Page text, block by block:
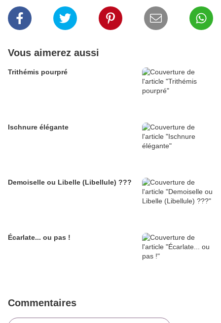
Vous aimerez aussi
Trithémis pourpré
Ischnure élégante
Demoiselle ou Libelle (Libellule) ???
Écarlate... ou pas !
Commentaires